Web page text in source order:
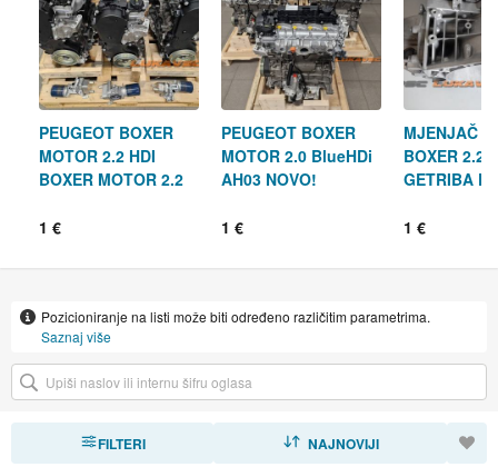
PEUGEOT BOXER
MOTOR 2.2 HDI
BOXER MOTOR 2.2
1 €
PEUGEOT BOXER
MOTOR 2.0 BlueHDi
AH03 NOVO!
1 €
MJENJAČ
BOXER 2.2
GETRIBA
EURO 6
1 €
Pozicioniranje na listi može biti određeno različitim parametrima.
Saznaj više
FILTERI NAJNOVIJI